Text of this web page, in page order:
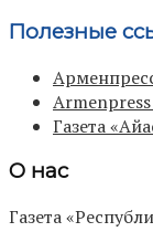
Полезные
Газета
О нас
Газета